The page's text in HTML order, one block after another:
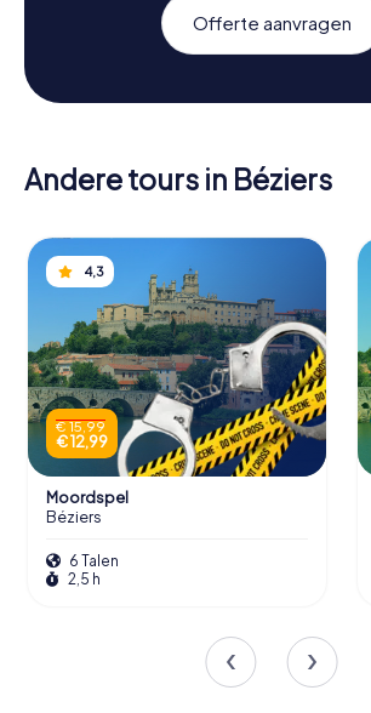
Offerte aanvragen
Andere tours in Béziers
4,3
€ 15,99
€ 12,99
Moordspel
Béziers
6 Talen
2,5 h